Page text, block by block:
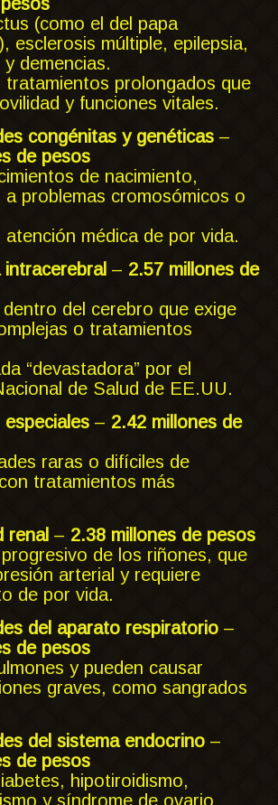
(como el del papa
esclerosis múltiple, epilepsia,
demencias.
tratamientos prolongados que
y funciones vitales.
congénitas y genéticas –
de pesos
de nacimiento,
a problemas cromosómicos o
atención médica de por vida.
– 2.57 millones de
del cerebro que exige
o tratamientos
“devastadora” por el
de Salud de EE.UU.
– 2.42 millones de
raras o difíciles de
tratamientos más
renal – 2.38 millones de pesos
de los riñones, que
arterial y requiere
de por vida.
del aparato respiratorio –
de pesos
y pueden causar
graves, como sangrados
del sistema endocrino –
de pesos
hipotiroidismo,
y síndrome de ovario